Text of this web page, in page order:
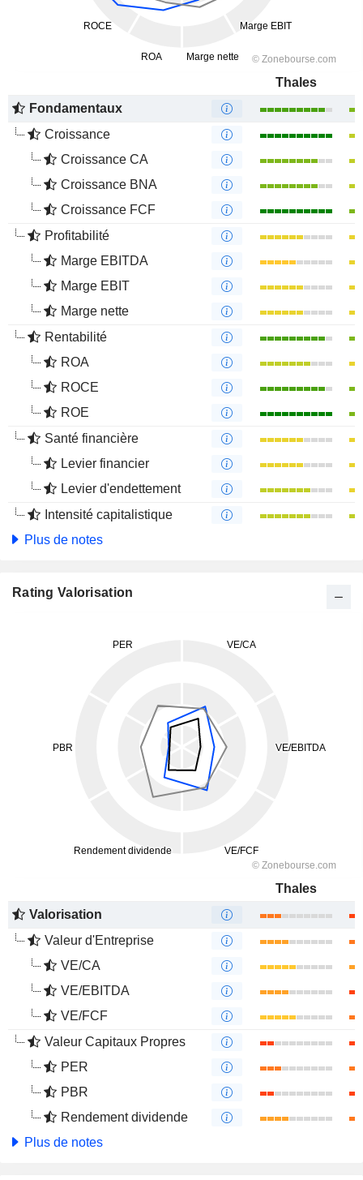
Thales
Fondamentaux
Croissance
Croissance CA
Croissance BNA
Croissance FCF
Profitabilité
Marge EBITDA
Marge EBIT
Marge nette
Rentabilité
ROA
ROCE
ROE
Santé financière
Levier financier
Levier d'endettement
Intensité capitalistique
Plus de notes
Rating Valorisation
Thales
Valorisation
Valeur d'Entreprise
VE/CA
VE/EBITDA
VE/FCF
Valeur Capitaux Propres
PER
PBR
Rendement dividende
Plus de notes